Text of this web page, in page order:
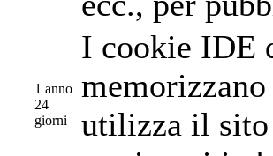
1 anno
24
giorni
I cookie IDE
utilizza il sito